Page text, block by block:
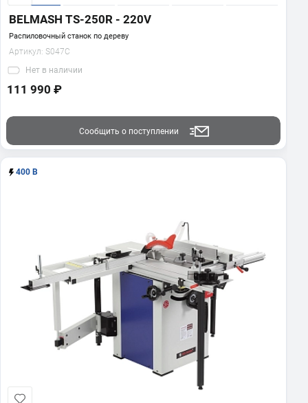
BELMASH TS-250R - 220V
Распиловочный станок по дереву
Артикул: S047C
Нет в наличии
111 990 ₽
Сообщить о поступлении
400 В